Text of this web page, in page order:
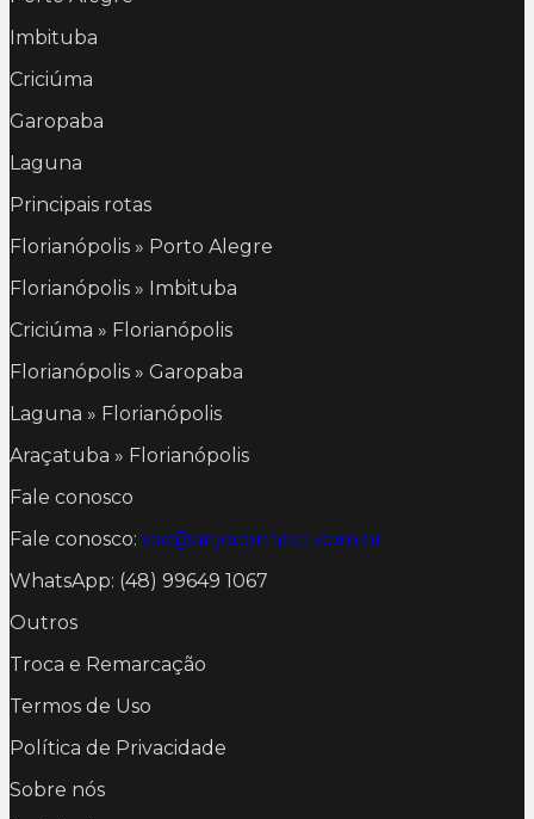
Imbituba
Criciúma
Garopaba
Laguna
Principais rotas
Florianópolis » Porto Alegre
Florianópolis » Imbituba
Criciúma » Florianópolis
Florianópolis » Garopaba
Laguna » Florianópolis
Araçatuba » Florianópolis
Fale conosco
Fale conosco: sac@anjoconnect.com.br
WhatsApp: (48) 99649 1067
Outros
Troca e Remarcação
Termos de Uso
Política de Privacidade
Sobre nós